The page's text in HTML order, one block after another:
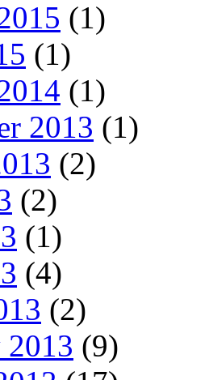
(1)
(1)
(1)
2013 (1)
(2)
(2)
(1)
(4)
(2)
2013 (9)